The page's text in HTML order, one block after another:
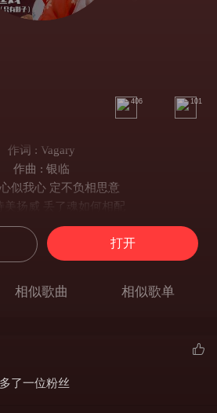
406 101
作词 : Vagary
作曲 : 银临
似我心 定不负相思意
美扬威 丢了魂如何相配
人醉 帷幕间灯火幽微
我和你 最天生一对
算原罪 丢了魂才好相配
你憔悴 我替你明媚
世间哪有更完美
打开
相似歌曲 相似歌单
了一位粉丝